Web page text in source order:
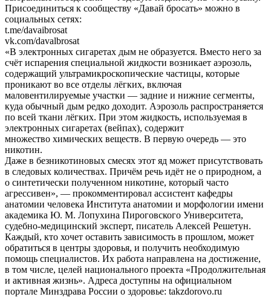
Присоединиться к сообществу «Давай бросать» можно в
социальных сетях:
t.me/davaibrosat
vk.com/davalbrosat
«В электронных сигаретах дым не образуется. Вместо него за
счёт испарения специальной жидкости возникает аэрозоль,
содержащий ультрамикроскопические частицы, которые
проникают во все отделы лёгких, включая
маловентилируемые участки — задние и нижние сегменты,
куда обычный дым редко доходит. Аэрозоль распространяется
по всей ткани лёгких. При этом жидкость, используемая в
электронных сигаретах (вейпах), содержит
множество химических веществ. В первую очередь — это
никотин.
Даже в безникотиновых смесях этот яд может присутствовать
в следовых количествах. Причём речь идёт не о природном, а
о синтетически полученном никотине, который часто
агрессивен», — прокомментировал ассистент кафедры
анатомии человека Института анатомии и морфологии имени
академика Ю. М. Лопухина Пироговского Университета,
судебно-медицинский эксперт, писатель Алексей Решетун.
Каждый, кто хочет оставить зависимость в прошлом, может
обратиться в центры здоровья, и получить необходимую
помощь специалистов. Их работа направлена на достижение,
в том числе, целей национального проекта «Продолжительная
и активная жизнь». Адреса доступны на официальном
портале Минздрава России о здоровье: takzdorovo.ru